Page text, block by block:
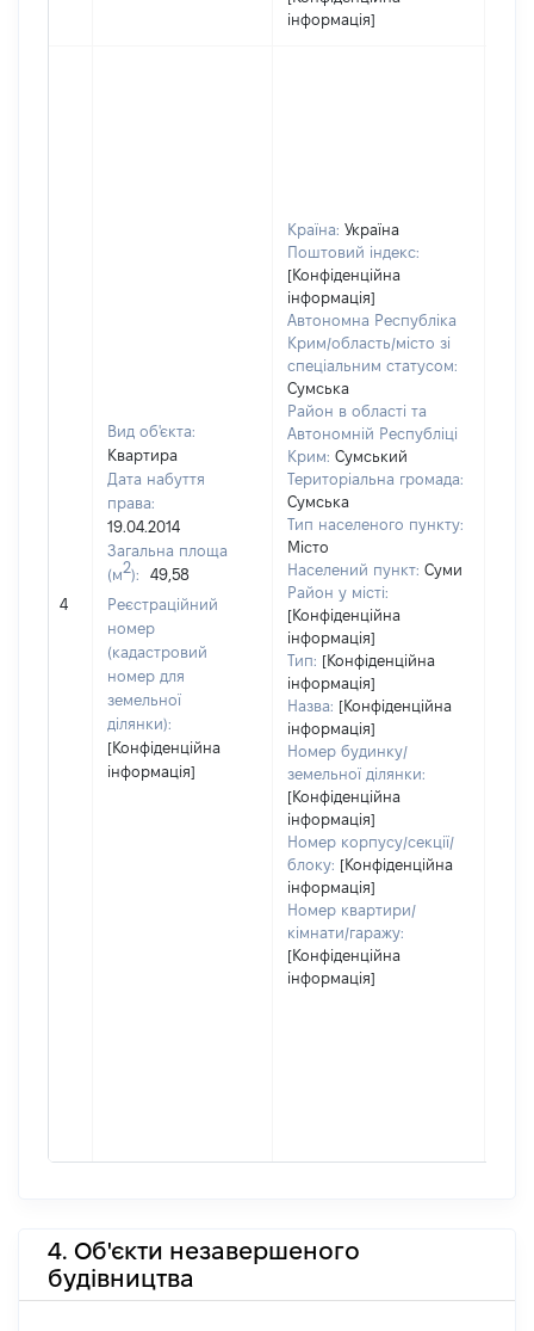
інформація]
4
Вид об'єкта:
Квартира
Дата набуття
права:
19.04.2014
Загальна площа
(м2):
49,58
Реєстраційний
номер
(кадастровий
номер для
земельної
ділянки):
[Конфіденційна
інформація]
Країна: Україна
Поштовий індекс:
[Конфіденційна
інформація]
Автономна Республіка
Крим/область/місто зі
спеціальним статусом:
Сумська
Район в області та
Автономній Республіці
Крим: Сумський
Територіальна громада:
Сумська
Тип населеного пункту:
Місто
Населений пункт: Суми
Район у місті:
[Конфіденційна
інформація]
Тип: [Конфіденційна
інформація]
Назва: [Конфіденційна
інформація]
Номер будинку/
земельної ділянки:
[Конфіденційна
інформація]
Номер корпусу/секції/
блоку: [Конфіденційна
інформація]
Номер квартири/
кімнати/гаражу:
[Конфіденційна
інформація]
4. Об'єкти незавершеного
будівництва